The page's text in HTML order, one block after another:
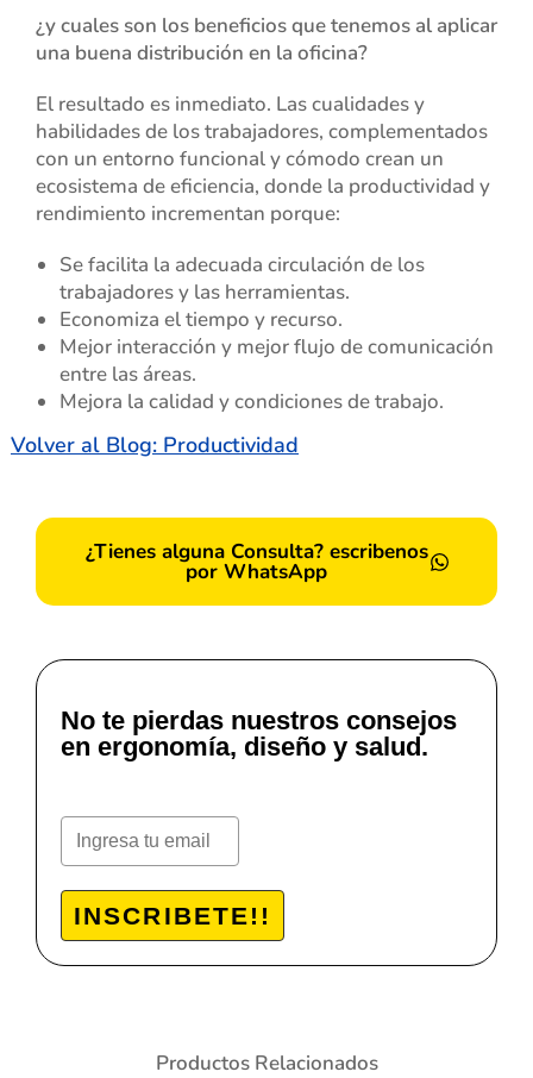
¿y cuales son los beneficios que tenemos al aplicar
una buena distribución en la oficina?
El resultado es inmediato. Las cualidades y
habilidades de los trabajadores, complementados
con un entorno funcional y cómodo crean un
ecosistema de eficiencia, donde la productividad y
rendimiento incrementan porque:
Se facilita la adecuada circulación de los
trabajadores y las herramientas.
Economiza el tiempo y recurso.
Mejor interacción y mejor flujo de comunicación
entre las áreas.
Mejora la calidad y condiciones de trabajo.
Volver al Blog: Productividad
¿Tienes alguna Consulta? escribenos
por WhatsApp
No te pierdas nuestros consejos
en ergonomía, diseño y salud.
INSCRIBETE!!
Productos Relacionados